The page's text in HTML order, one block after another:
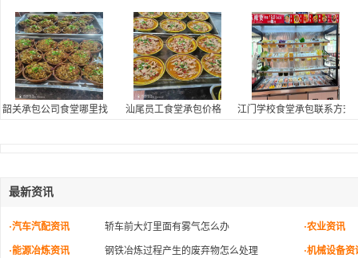
韶关承包公司食堂哪里找 汕尾员工食堂承包价格 江门学校食堂承包联系方式
最新资讯
·汽车汽配资讯 轿车前大灯里面有雾气怎么办 ·农业资讯
·能源冶炼资讯 钢铁冶炼过程产生的废弃物怎么处理 ·机械设备资